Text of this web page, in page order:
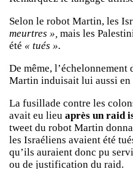
Selon le robot Martin, les
meurtres », mais les
été « tués ».
De même,
Martin induisait lui aussi en
La fusillade contre les
avait eu lieu après un raid
tweet du robot Martin
les Israéliens avaient été
qu’ils auraient donc pu
ou de justification du raid.